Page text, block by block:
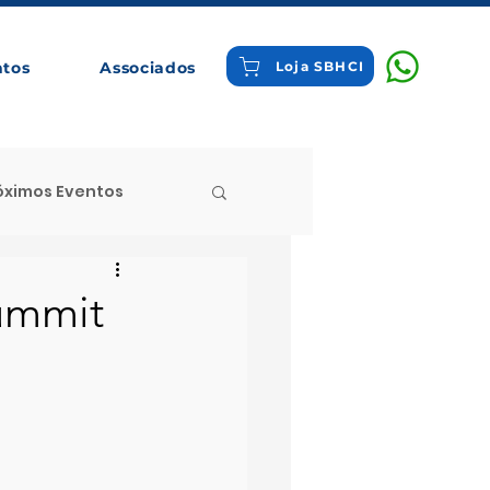
Associados Loja SBHCI
Eventos